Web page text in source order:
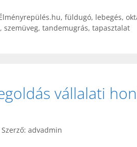
, füldugó, lebegés,
, szemüveg, tandemugrás, tapasztalat
vállalati
Szerző: advadmin